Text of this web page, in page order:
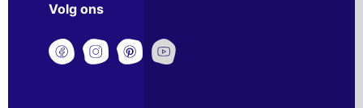
Volg ons